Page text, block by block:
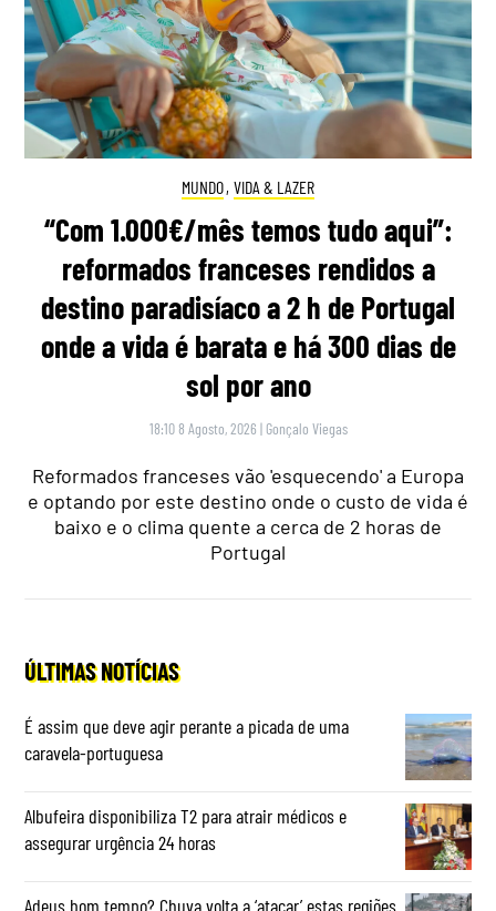
MUNDO, VIDA & LAZER
“Com 1.000€/mês temos tudo aqui”:
reformados franceses rendidos a
destino paradisíaco a 2 h de Portugal
onde a vida é barata e há 300 dias de
sol por ano
18:10 8 Agosto, 2026 | Gonçalo Viegas
Reformados franceses vão 'esquecendo' a Europa
e optando por este destino onde o custo de vida é
baixo e o clima quente a cerca de 2 horas de
Portugal
ÚLTIMAS NOTÍCIAS
É assim que deve agir perante a picada de uma
caravela-portuguesa
Albufeira disponibiliza T2 para atrair médicos e
assegurar urgência 24 horas
Adeus bom tempo? Chuva volta a ‘atacar’ estas regiões